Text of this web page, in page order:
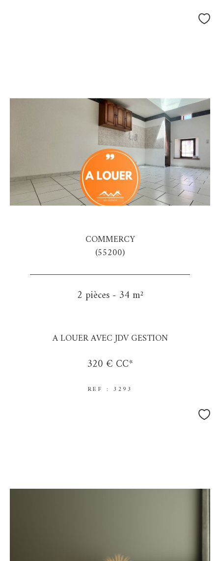
COMMERCY
(55200)
2 pièces - 34 m²
A LOUER AVEC JDV GESTION
320 € CC*
REF : 3293